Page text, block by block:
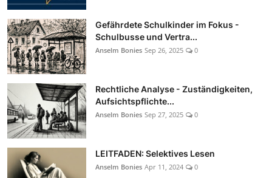
Gefährdete Schulkinder im Fokus -
Schulbusse und Vertra...
Anselm Bonies Sep 26, 2025 0
Rechtliche Analyse - Zuständigkeiten,
Aufsichtspflichte...
Anselm Bonies Sep 27, 2025 0
LEITFADEN: Selektives Lesen
Anselm Bonies Apr 11, 2024 0